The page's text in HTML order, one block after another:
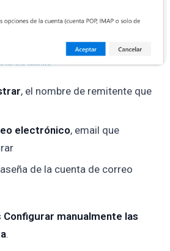
, el nombre de remitente que
electrónico, email que
de la cuenta de correo
Configurar manualmente las
.